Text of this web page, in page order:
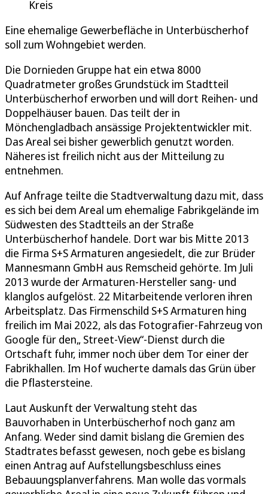
Kreis
Eine ehemalige Gewerbefläche in Unterbüscherhof
soll zum Wohngebiet werden.
Die Dornieden Gruppe hat ein etwa 8000
Quadratmeter großes Grundstück im Stadtteil
Unterbüscherhof erworben und will dort Reihen- und
Doppelhäuser bauen. Das teilt der in
Mönchengladbach ansässige Projektentwickler mit.
Das Areal sei bisher gewerblich genutzt worden.
Näheres ist freilich nicht aus der Mitteilung zu
entnehmen.
Auf Anfrage teilte die Stadtverwaltung dazu mit, dass
es sich bei dem Areal um ehemalige Fabrikgelände im
Südwesten des Stadtteils an der Straße
Unterbüscherhof handele. Dort war bis Mitte 2013
die Firma S+S Armaturen angesiedelt, die zur Brüder
Mannesmann GmbH aus Remscheid gehörte. Im Juli
2013 wurde der Armaturen-Hersteller sang- und
klanglos aufgelöst. 22 Mitarbeitende verloren ihren
Arbeitsplatz. Das Firmenschild S+S Armaturen hing
freilich im Mai 2022, als das Fotografier-Fahrzeug von
Google für den„ Street-View“-Dienst durch die
Ortschaft fuhr, immer noch über dem Tor einer der
Fabrikhallen. Im Hof wucherte damals das Grün über
die Pflastersteine.
Laut Auskunft der Verwaltung steht das
Bauvorhaben in Unterbüscherhof noch ganz am
Anfang. Weder sind damit bislang die Gremien des
Stadtrates befasst gewesen, noch gebe es bislang
einen Antrag auf Aufstellungsbeschluss eines
Bebauungsplanverfahrens. Man wolle das vormals